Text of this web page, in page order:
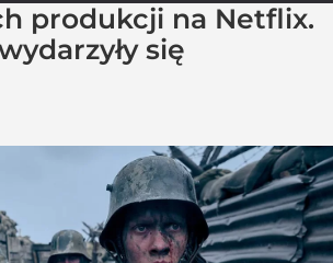
produkcji na Netflix.
się